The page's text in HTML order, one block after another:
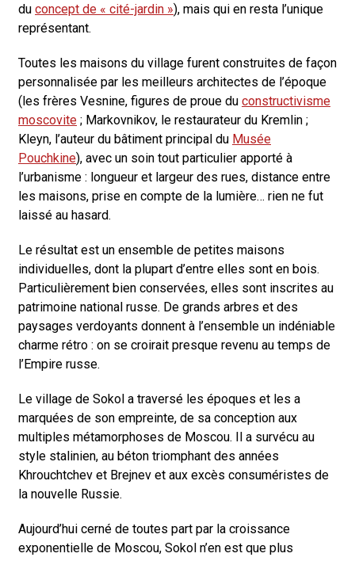
du concept de « cité-jardin »), mais qui en resta l’unique
représentant.
Toutes les maisons du village furent construites de façon
personnalisée par les meilleurs architectes de l’époque
(les frères Vesnine, figures de proue du constructivisme
moscovite ; Markovnikov, le restaurateur du Kremlin ;
Kleyn, l’auteur du bâtiment principal du Musée
Pouchkine), avec un soin tout particulier apporté à
l’urbanisme : longueur et largeur des rues, distance entre
les maisons, prise en compte de la lumière… rien ne fut
laissé au hasard.
Le résultat est un ensemble de petites maisons
individuelles, dont la plupart d’entre elles sont en bois.
Particulièrement bien conservées, elles sont inscrites au
patrimoine national russe. De grands arbres et des
paysages verdoyants donnent à l’ensemble un indéniable
charme rétro : on se croirait presque revenu au temps de
l’Empire russe.
Le village de Sokol a traversé les époques et les a
marquées de son empreinte, de sa conception aux
multiples métamorphoses de Moscou. Il a survécu au
style stalinien, au béton triomphant des années
Khrouchtchev et Brejnev et aux excès consuméristes de
la nouvelle Russie.
Aujourd’hui cerné de toutes part par la croissance
exponentielle de Moscou, Sokol n’en est que plus